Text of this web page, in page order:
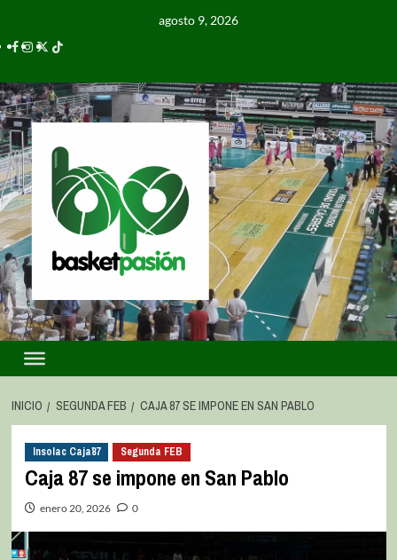
agosto 9, 2026
INICIO SEGUNDA FEB CAJA 87 SE IMPONE EN SAN PABLO
Insolac Caja´87 Segunda FEB
Caja 87 se impone en San Pablo
enero 20, 2026 0